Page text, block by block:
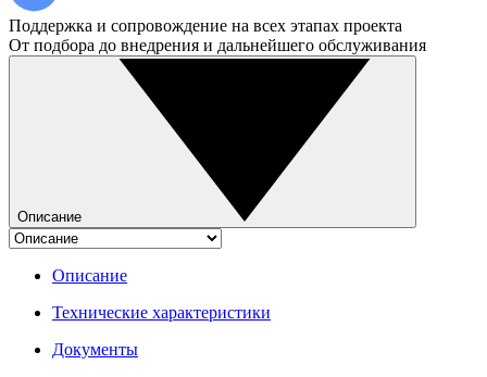
Поддержка и сопровождение на всех этапах проекта
От подбора до внедрения и дальнейшего обслуживания
Описание
Описание
Технические характеристики
Документы